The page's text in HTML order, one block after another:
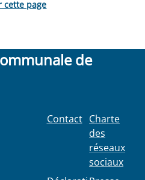
cette page
de
Contact Charte
des
réseaux
sociaux